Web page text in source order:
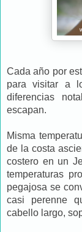
Cada año por
para visitar a
diferencias
escapan.
Misma
de la costa
costero en un
temperaturas
pegajosa se
casi perenne
cabello largo,